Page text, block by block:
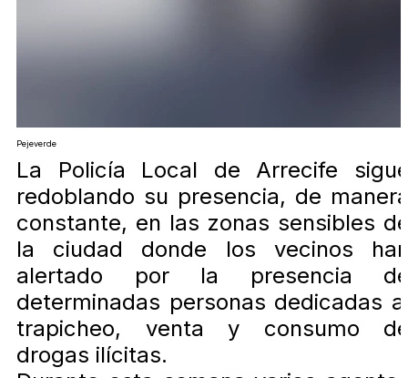
Pejeverde
La Policía Local de Arrecife
redoblando su presencia, de
constante, en las zonas sensibles
la ciudad donde los vecinos
alertado por la presencia
determinadas personas dedicadas
trapicheo, venta y consumo
drogas ilícitas.